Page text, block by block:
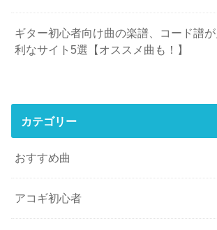
ギター初心者向け曲の楽譜、コード譜
利なサイト5選【オススメ曲も！】
カテゴリー
おすすめ曲
アコギ初心者